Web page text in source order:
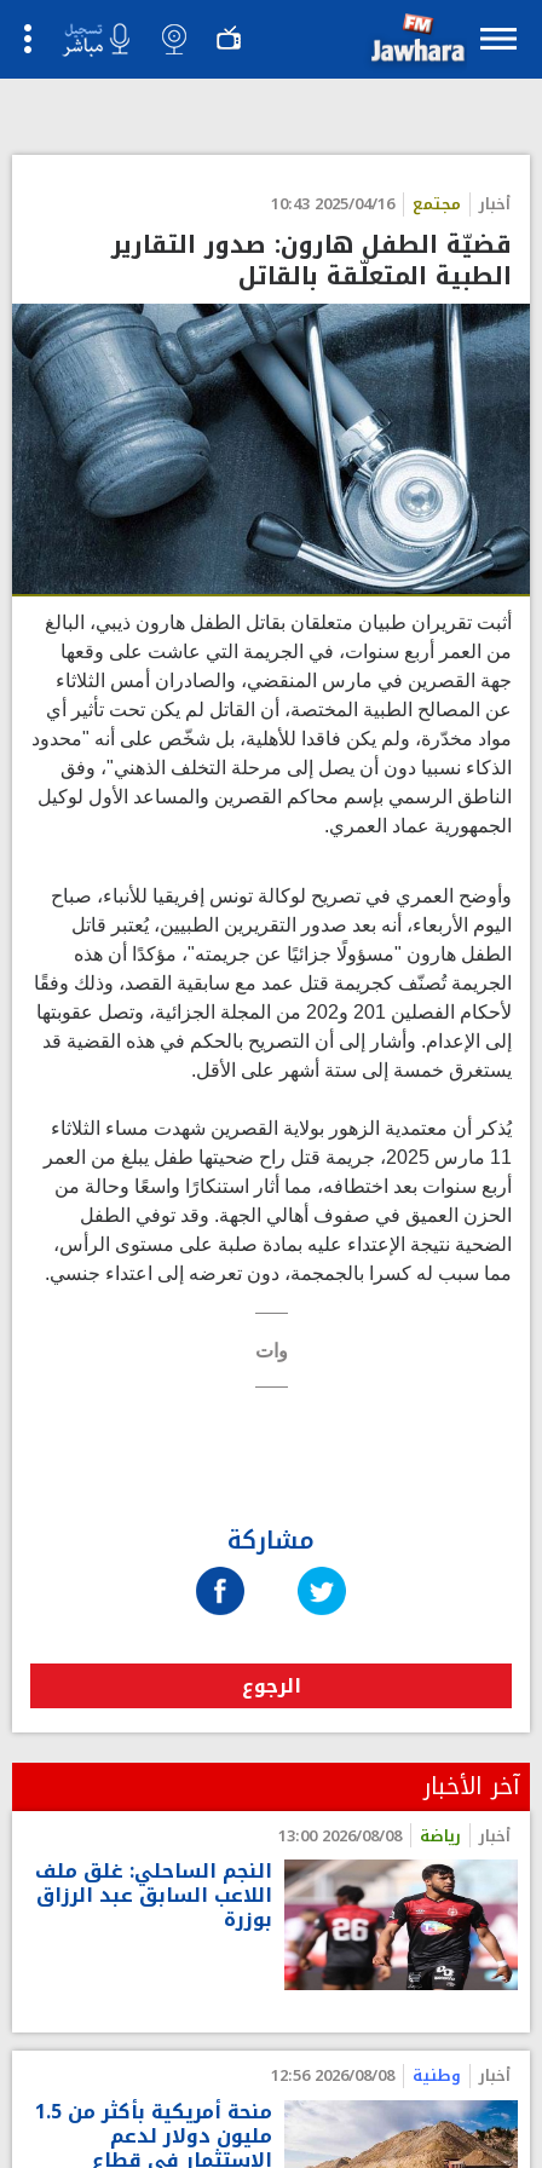
أخبار مجتمع 2025/04/16 10:43
قضيّة الطفل هارون: صدور التقارير
الطبية المتعلّقة بالقاتل
أثبت تقريران طبيان متعلقان بقاتل الطفل هارون ذيبي، البالغ
من العمر أربع سنوات، في الجريمة التي عاشت على وقعها
جهة القصرين في مارس المنقضي، والصادران أمس الثلاثاء
عن المصالح الطبية المختصة، أن القاتل لم يكن تحت تأثير أي
مواد مخدّرة، ولم يكن فاقدا للأهلية، بل شخّص على أنه "محدود
الذكاء نسبيا دون أن يصل إلى مرحلة التخلف الذهني"، وفق
الناطق الرسمي بإسم محاكم القصرين والمساعد الأول لوكيل
الجمهورية عماد العمري.
وأوضح العمري في تصريح لوكالة تونس إفريقيا للأنباء، صباح
اليوم الأربعاء، أنه بعد صدور التقريرين الطبيين، يُعتبر قاتل
الطفل هارون "مسؤولًا جزائيًا عن جريمته"، مؤكدًا أن هذه
الجريمة تُصنّف كجريمة قتل عمد مع سابقية القصد، وذلك وفقًا
لأحكام الفصلين 201 و202 من المجلة الجزائية، وتصل عقوبتها
إلى الإعدام. وأشار إلى أن التصريح بالحكم في هذه القضية قد
يستغرق خمسة إلى ستة أشهر على الأقل.
يُذكر أن معتمدية الزهور بولاية القصرين شهدت مساء الثلاثاء
11 مارس 2025، جريمة قتل راح ضحيتها طفل يبلغ من العمر
أربع سنوات بعد اختطافه، مما أثار استنكارًا واسعًا وحالة من
الحزن العميق في صفوف أهالي الجهة. وقد توفي الطفل
الضحية نتيجة الإعتداء عليه بمادة صلبة على مستوى الرأس،
مما سبب له كسرا بالجمجمة، دون تعرضه إلى اعتداء جنسي.
وات
مشاركة
الرجوع
آخر الأخبار
أخبار رياضة 2026/08/08 13:00
النجم الساحلي: غلق ملف
اللاعب السابق عبد الرزاق
بوزرة
أخبار وطنية 2026/08/08 12:56
منحة أمريكية بأكثر من 1.5
مليون دولار لدعم
الاستثمار في قطاع